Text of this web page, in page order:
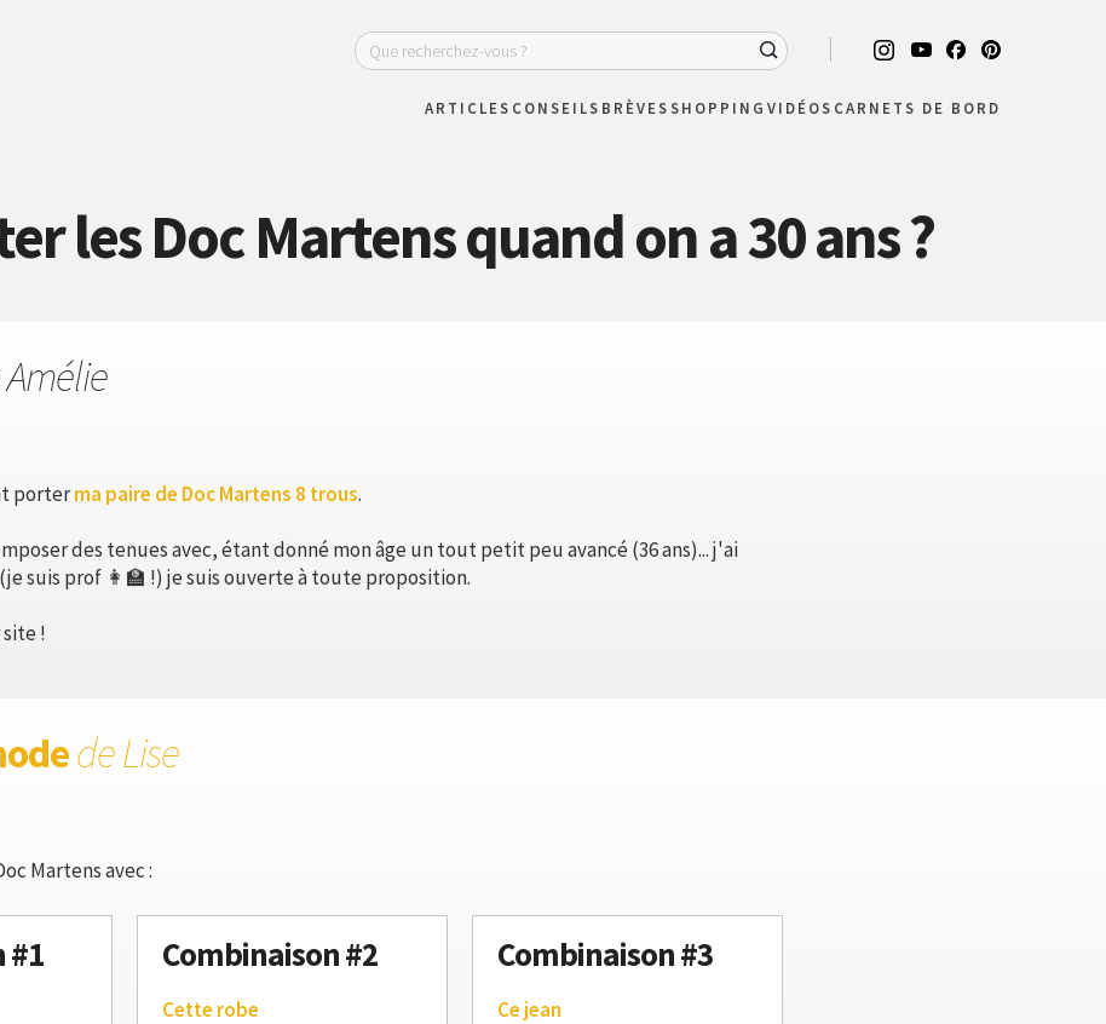
ARTICLES CONSEILS BRÈVESSHOPPING VIDÉOS CARNETS DE BORD
les Doc Martens quand on a 30 ans ?
porterma paire de Doc Martens 8 trous.
des tenues avec, étant donné mon âge un tout petit peu avancé (36 ans)... j'ai
suis prof 👩‍🏫 !) je suis ouverte à toute proposition.
!
de Lise
Martens avec :
#1 Combinaison #2
Cette robe
Combinaison #3
Ce jean